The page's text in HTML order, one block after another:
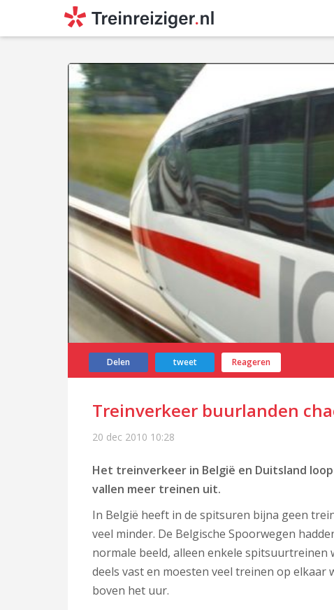
Delen tweet Reageren
Treinverkeer buurlanden
20 dec 2010 10:28
Het treinverkeer in België en Duitsland
vallen meer treinen uit.
In België heeft in de spitsuren bijna geen
veel minder. De Belgische Spoorwegen
normale beeld, alleen enkele
deels vast en moesten veel treinen op
boven het uur.